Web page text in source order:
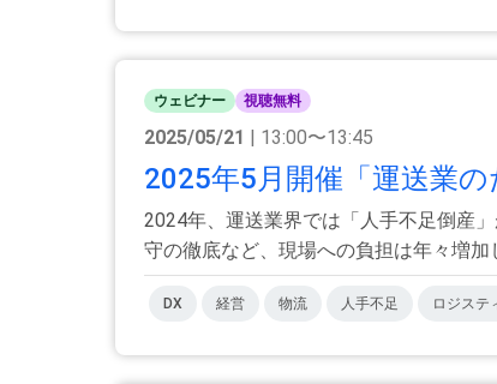
ウェビナー 視聴無料
2025/05/21 | 13:00〜13:45
2025年5月開催「運送業
2024年、運送業界では「人手不足倒産
守の徹底など、現場への負担は年々増加
DX 経営 物流 人手不足 ロジステ